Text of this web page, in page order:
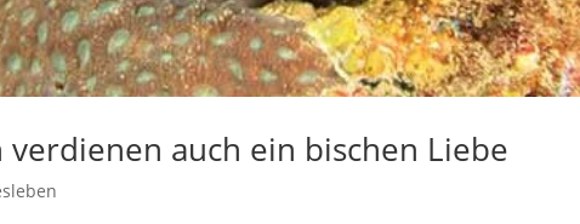
auch ein bischen Liebe